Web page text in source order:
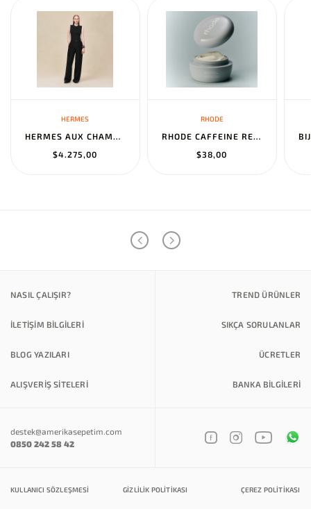
HERMES
HERMES AUX CHAMPS EN FLEURS" PANTS NOIR
$4.275,00
RHODE
RHODE CAFFEINE RESET SCULPTING CREAM MASK
$38,00
NASIL ÇALIŞIR? TREND ÜRÜNLER
İLETİŞİM BİLGİLERİ SIKÇA SORULANLAR
BLOG YAZILARI ÜCRETLER
ALIŞVERİŞ SİTELERİ BANKA BILGILERI
destek@amerikasepetim.com
0850 242 58 42
KULLANICI SÖZLEŞMESI GIZLILIK POLITIKASI ÇEREZ POLITIKASI